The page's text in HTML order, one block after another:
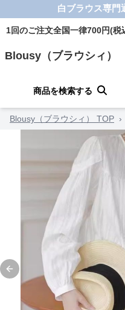
白ブラウス専門
1回のご注文全国一律700円(
Blousy（ブラウシィ）
商品を検索する
Blousy（ブラウシィ） TOP ›
Previous slide